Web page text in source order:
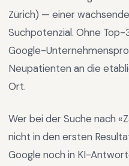
Zürich) — einer
Suchpotenzial. Ohne Top-
Google-
Neupatienten an die
Ort.
Wer bei der Suche nach «
nicht in den ersten
Google noch in KI-